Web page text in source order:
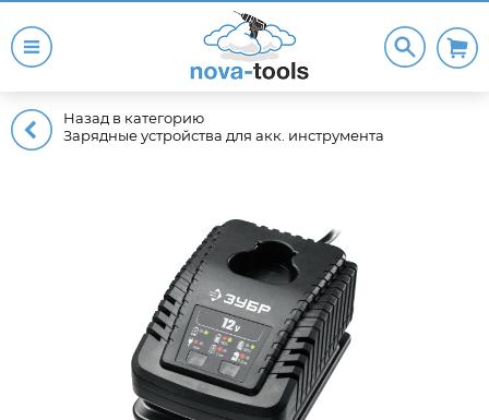
Назад в категорию
Зарядные устройства для акк. инструмента